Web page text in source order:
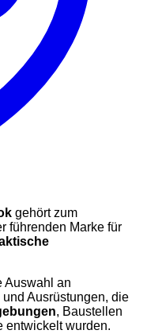
gehört zum
führenden Marke für
Auswahl an
und Ausrüstungen, die
, Baustellen
entwickelt wurden.